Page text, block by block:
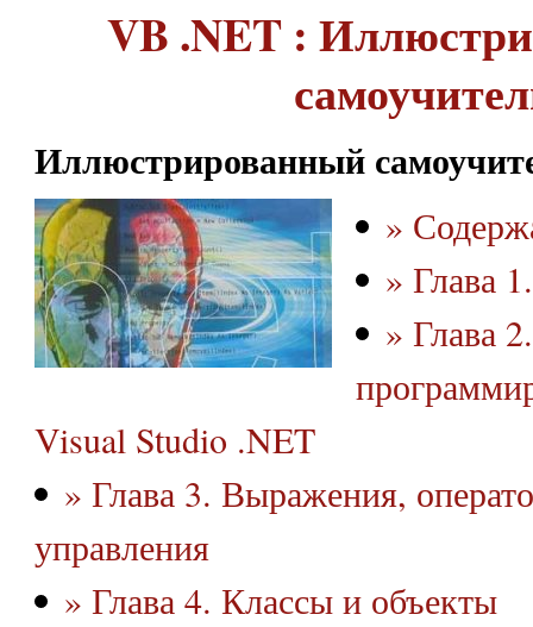
VB .NET :
Иллюстрированный
»
» Глава
» Глава
Visual Studio .NET
» Глава 3. Выражения,
управления
» Глава 4. Классы и объекты